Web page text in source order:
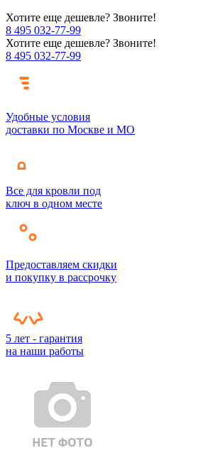
Хотите еще дешевле? Звоните!
8 495 032-77-99
Хотите еще дешевле? Звоните!
8 495 032-77-99
Удобные условия
доставки по Москве и МО
Все для кровли под
ключ в одном месте
Предоставляем скидки
и покупку в рассрочку
5 лет - гарантия
на наши работы